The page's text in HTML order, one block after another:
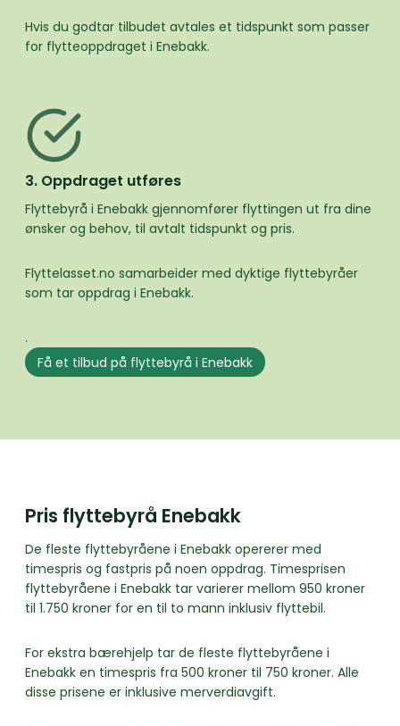
Hvis du godtar tilbudet avtales et tidspunkt som passer
for flytteoppdraget i Enebakk.
3. Oppdraget utføres
Flyttebyrå i Enebakk gjennomfører flyttingen ut fra dine
ønsker og behov, til avtalt tidspunkt og pris.
Flyttelasset.no samarbeider med dyktige flyttebyråer
som tar oppdrag i Enebakk.
.
Få et tilbud på flyttebyrå i Enebakk
Pris flyttebyrå Enebakk
De fleste flyttebyråene i Enebakk opererer med
timespris og fastpris på noen oppdrag. Timesprisen
flyttebyråene i Enebakk tar varierer mellom 950 kroner
til 1.750 kroner for en til to mann inklusiv flyttebil.
For ekstra bærehjelp tar de fleste flyttebyråene i
Enebakk en timespris fra 500 kroner til 750 kroner. Alle
disse prisene er inklusive merverdiavgift.